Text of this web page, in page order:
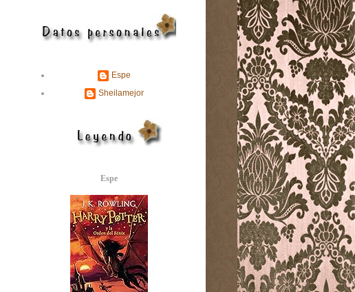
Espe
Sheilamejor
Espe